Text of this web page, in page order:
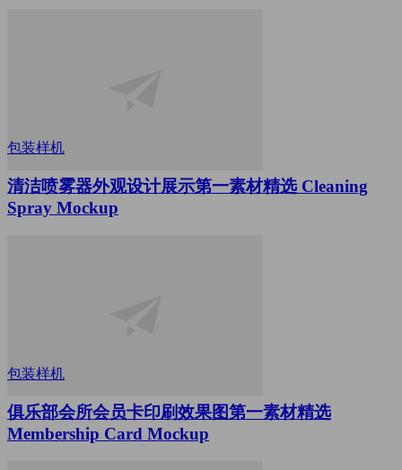
包装样机
清洁喷雾器外观设计展示第一素材精选 Cleaning
Spray Mockup
包装样机
俱乐部会所会员卡印刷效果图第一素材精选
Membership Card Mockup